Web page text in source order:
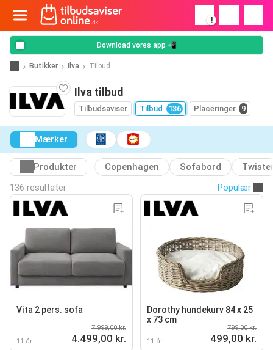
!
Download vores app 📲
Butikker Ilva Tilbud
Ilva tilbud
Tilbudsaviser Tilbud 136 Placeringer 9
Mærker
Produkter Copenhagen Sofabord
136 resultater
Populær
Vita 2 pers. sofa
11 år
7.999,00 kr.
4.499,00 kr.
Dorothy hundekurv 84 x 25
x 73 cm
11 år
799,00 kr.
499,00 kr.